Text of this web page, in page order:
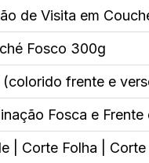
de Visita em
Fosco 300g
frente e
Fosca e Frente
| Corte Folha |